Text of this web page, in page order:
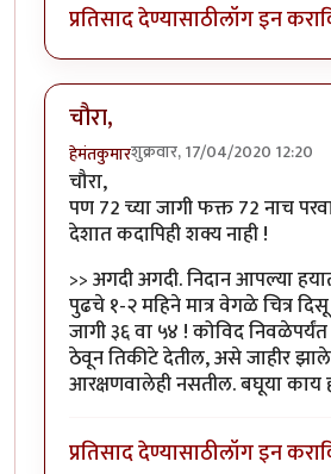
प्रतिसाद देण्यासाठीलॉग इन करा
चौरा,
हेमंतकुमारशुक्रवार, 17/04/2020 12:20
चौरा,
पण 72 च्या जागी फक्त 72 नाच
देशात कदापिही शक्य नाही !
>> अगदी अगदी. निदान आपल्या
पुढचे १-२ महिने मात्र वेगळे चित्र
जागी ३६ वा ५४ ! कोविद
ठेवून तिकीटे देतील, असे जाहीर
आरक्षणवालेही नसतील. बघूया काय
प्रतिसाद देण्यासाठीलॉग इन करा